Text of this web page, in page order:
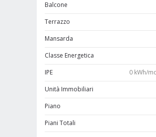
Balcone
Terrazzo
Mansarda
Classe Energetica
IPE
0 kWh/
Unità Immobiliari
Piano
Piani Totali